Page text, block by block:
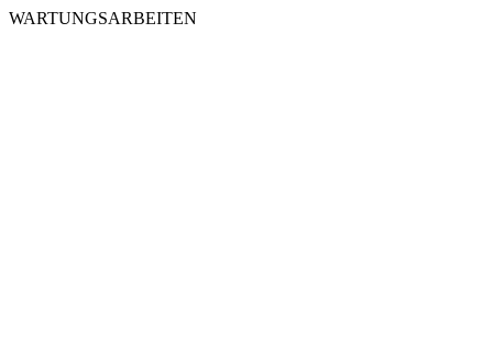
WARTUNGSARBEITEN